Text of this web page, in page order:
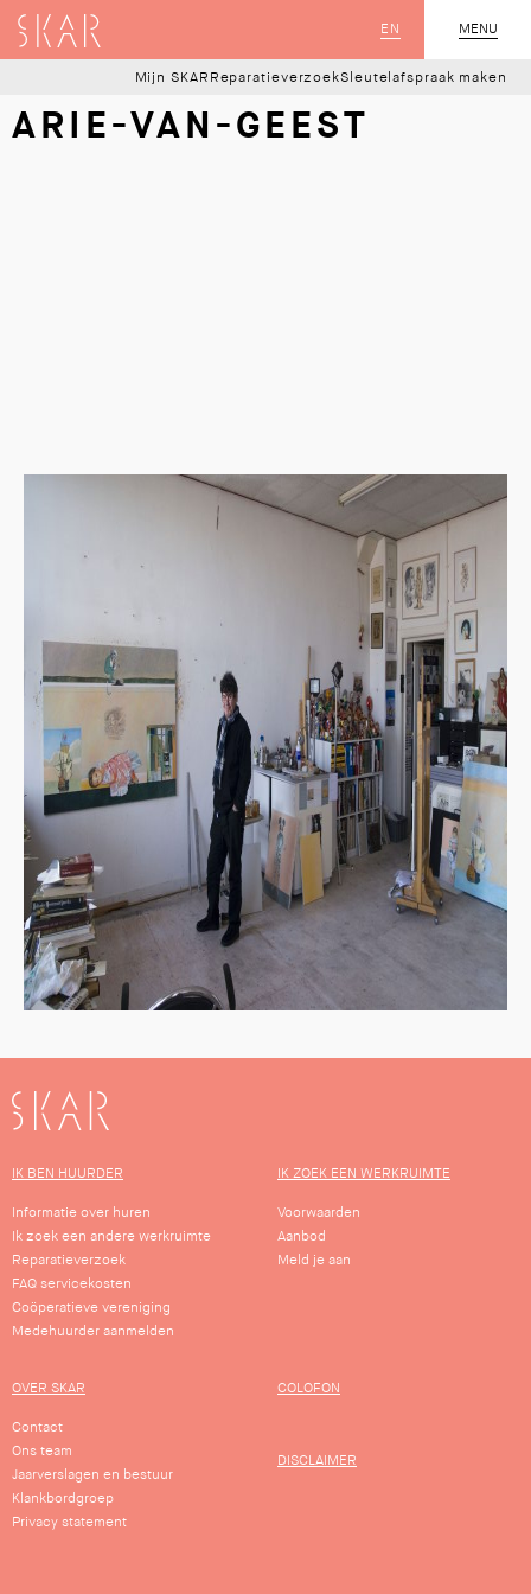
MENU
SLUIT
EN
SKAR
Mijn SKAR ReparatieverzoekSleutelafspraak maken
ARIE-VAN-GEEST
SKAR
IK BEN HUURDER
Informatie over huren
Ik zoek een andere werkruimte
Reparatieverzoek
FAQ servicekosten
Coöperatieve vereniging
Medehuurder aanmelden
IK ZOEK EEN WERKRUIMTE
Voorwaarden
Aanbod
Meld je aan
OVER SKAR
Contact
Ons team
Jaarverslagen en bestuur
Klankbordgroep
Privacy statement
COLOFON
DISCLAIMER